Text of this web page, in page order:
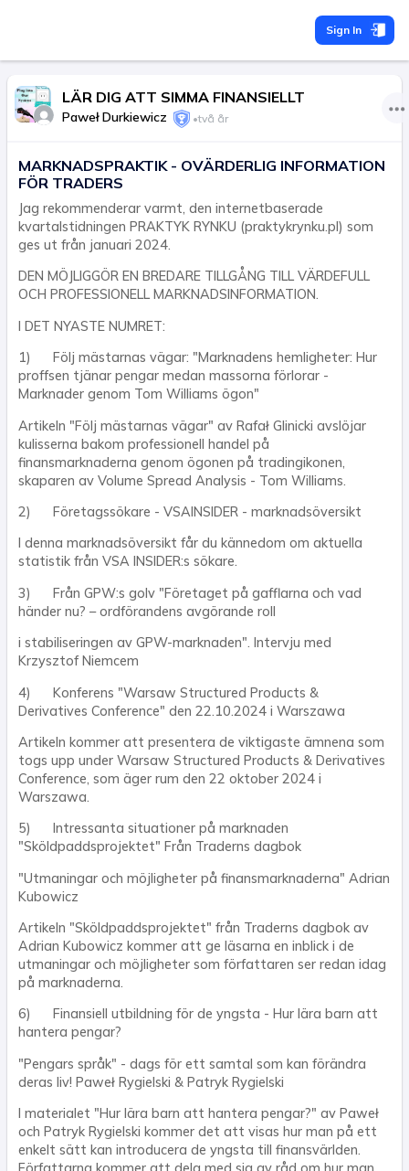
Sign In
LÄR DIG ATT SIMMA FINANSIELLT
Paweł Durkiewicz •två år
MARKNADSPRAKTIK - OVÄRDERLIG INFORMATION
FÖR TRADERS
Jag rekommenderar varmt, den internetbaserade
kvartalstidningen PRAKTYK RYNKU (praktykrynku.pl) som
ges ut från januari 2024.
DEN MÖJLIGGÖR EN BREDARE TILLGÅNG TILL VÄRDEFULL
OCH PROFESSIONELL MARKNADSINFORMATION.
I DET NYASTE NUMRET:
1) Följ mästarnas vägar: "Marknadens hemligheter: Hur
proffsen tjänar pengar medan massorna förlorar -
Marknader genom Tom Williams ögon"
Artikeln "Följ mästarnas vägar" av Rafał Glinicki avslöjar
kulisserna bakom professionell handel på
finansmarknaderna genom ögonen på tradingikonen,
skaparen av Volume Spread Analysis - Tom Williams.
2) Företagssökare - VSAINSIDER - marknadsöversikt
I denna marknadsöversikt får du kännedom om aktuella
statistik från VSA INSIDER:s sökare.
3) Från GPW:s golv "Företaget på gafflarna och vad
händer nu? – ordförandens avgörande roll
i stabiliseringen av GPW-marknaden". Intervju med
Krzysztof Niemcem
4) Konferens "Warsaw Structured Products &
Derivatives Conference" den 22.10.2024 i Warszawa
Artikeln kommer att presentera de viktigaste ämnena som
togs upp under Warsaw Structured Products & Derivatives
Conference, som äger rum den 22 oktober 2024 i
Warszawa.
5) Intressanta situationer på marknaden
"Sköldpaddsprojektet" Från Traderns dagbok
"Utmaningar och möjligheter på finansmarknaderna" Adrian
Kubowicz
Artikeln "Sköldpaddsprojektet" från Traderns dagbok av
Adrian Kubowicz kommer att ge läsarna en inblick i de
utmaningar och möjligheter som författaren ser redan idag
på marknaderna.
6) Finansiell utbildning för de yngsta - Hur lära barn att
hantera pengar?
"Pengars språk" - dags för ett samtal som kan förändra
deras liv! Paweł Rygielski & Patryk Rygielski
I materialet "Hur lära barn att hantera pengar?" av Paweł
och Patryk Rygielski kommer det att visas hur man på ett
enkelt sätt kan introducera de yngsta till finansvärlden.